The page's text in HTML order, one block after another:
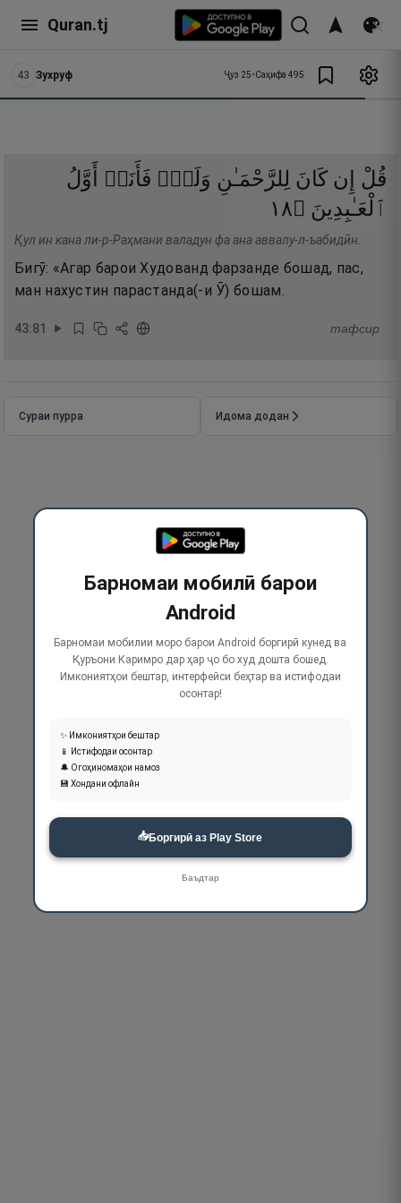
Quran.tj
43 Зухруф Ҷуз 25•Саҳифа 495
قُلْ إِن كَانَ لِلرَّحْمَـٰنِ وَلَدٌۭ فَأَنَا۠
أَوَّلُ
ٱلْعَـٰبِدِينَ ۝٨١
Қул ин кана ли-р-Раҳмани валадун фа ана аввалу-л-ъабидӣн.
Бигӯ: «Агар барои Худованд фарзанде бошад, пас,
ман нахустин парастанда(-и Ӯ) бошам.
43:81 тафсир
Сураи пурра Идома додан
Барномаи мобилӣ барои
Android
Барномаи мобилии моро барои Android боргирӣ кунед ва
Қуръони Каримро дар ҳар ҷо бо худ дошта бошед.
Имкониятҳои бештар, интерфейси беҳтар ва истифодаи
осонтар!
✨ Имкониятҳои бештар
📱 Истифодаи осонтар
🔔 Огоҳиномаҳои намоз
💾 Хондани офлайн
📥Боргирӣ аз Play Store
Баъдтар